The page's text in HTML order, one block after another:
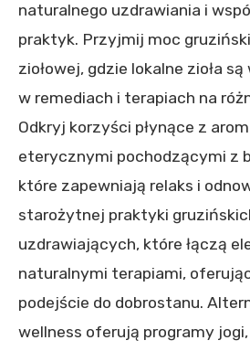
naturalnego uzdrawiania i
praktyk. Przyjmij moc
ziołowej, gdzie lokalne zioła
w remediach i terapiach na
Odkryj korzyści płynące z
eterycznymi pochodzącymi z
które zapewniają relaks i
starożytnej praktyki
uzdrawiających, które łączą
naturalnymi terapiami,
podejście do dobrostanu.
wellness oferują programy